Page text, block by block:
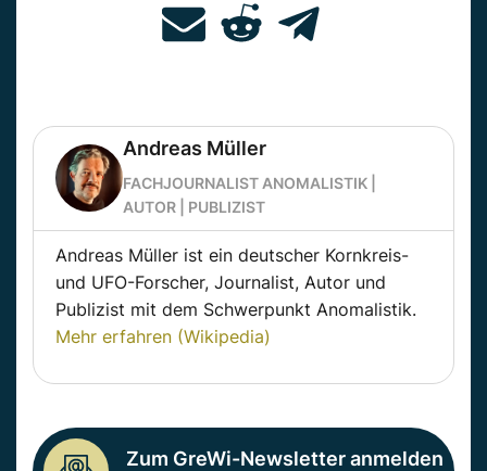
Andreas Müller
FACHJOURNALIST ANOMALISTIK |
AUTOR | PUBLIZIST
Andreas Müller ist ein deutscher Kornkreis-
und UFO-Forscher, Journalist, Autor und
Publizist mit dem Schwerpunkt Anomalistik.
Mehr erfahren (Wikipedia)
Zum GreWi-Newsletter anmelden